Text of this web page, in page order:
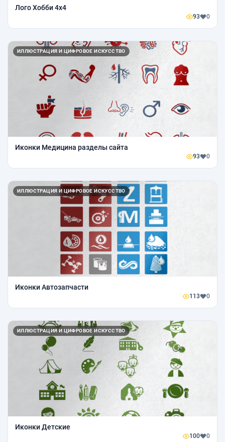
Лого Хобби 4х4
93 0
ИЛЛЮСТРАЦИЯ И ЦИФРОВОЕ ИСКУССТВО
Иконки Медицина разделы сайта
93 0
ИЛЛЮСТРАЦИЯ И ЦИФРОВОЕ ИСКУССТВО
Иконки Автозапчасти
113 0
ИЛЛЮСТРАЦИЯ И ЦИФРОВОЕ ИСКУССТВО
Иконки Детские
100 0